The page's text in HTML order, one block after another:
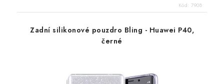
Kód: 7908
Zadní silikonové pouzdro Bling - Huawei P40,
černé